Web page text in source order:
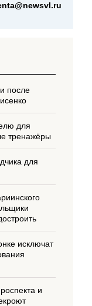
после
для
тренажёры
для
исключат
и